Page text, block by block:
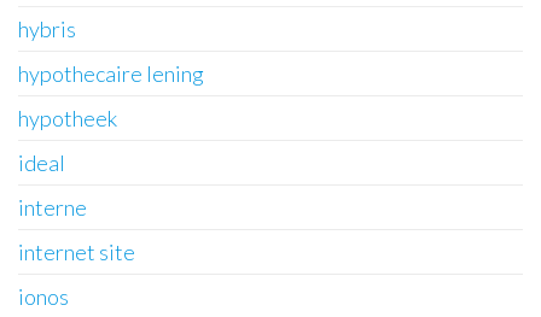
hybris
hypothecaire lening
hypotheek
ideal
interne
internet site
ionos